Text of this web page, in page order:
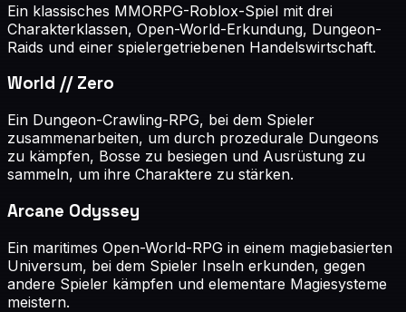
Ein klassisches MMORPG-Roblox-Spiel mit drei
Charakterklassen, Open-World-Erkundung, Dungeon-
Raids und einer spielergetriebenen Handelswirtschaft.
World // Zero
Ein Dungeon-Crawling-RPG, bei dem Spieler
zusammenarbeiten, um durch prozedurale Dungeons
zu kämpfen, Bosse zu besiegen und Ausrüstung zu
sammeln, um ihre Charaktere zu stärken.
Arcane Odyssey
Ein maritimes Open-World-RPG in einem magiebasierten
Universum, bei dem Spieler Inseln erkunden, gegen
andere Spieler kämpfen und elementare Magiesysteme
meistern.